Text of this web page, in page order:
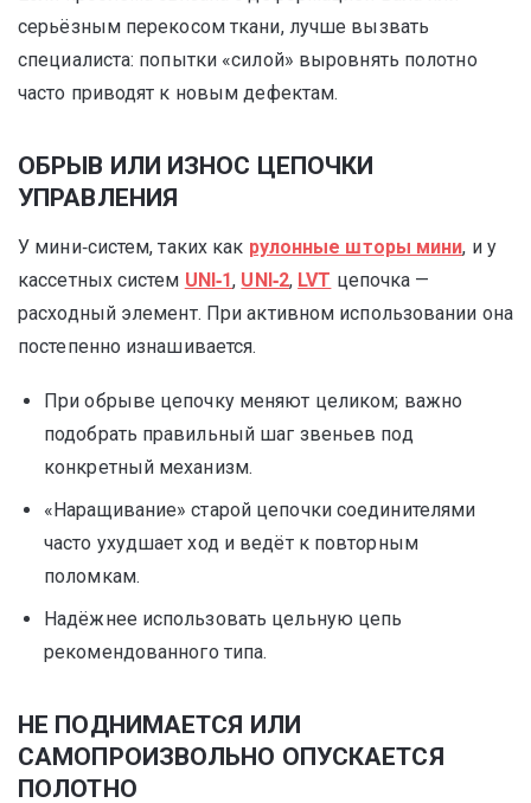
серьёзным перекосом ткани, лучше вызвать
специалиста: попытки «силой» выровнять полотно
часто приводят к новым дефектам.
ОБРЫВ ИЛИ ИЗНОС ЦЕПОЧКИ
УПРАВЛЕНИЯ
У мини‑систем, таких как рулонные шторы мини, и у
кассетных систем UNI‑1, UNI‑2, LVT цепочка —
расходный элемент. При активном использовании она
постепенно изнашивается.
При обрыве цепочку меняют целиком; важно
подобрать правильный шаг звеньев под
конкретный механизм.
«Наращивание» старой цепочки соединителями
часто ухудшает ход и ведёт к повторным
поломкам.
Надёжнее использовать цельную цепь
рекомендованного типа.
НЕ ПОДНИМАЕТСЯ ИЛИ
САМОПРОИЗВОЛЬНО ОПУСКАЕТСЯ
ПОЛОТНО